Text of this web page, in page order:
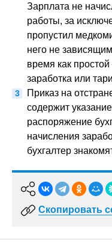
Зарплата не
работы, за
пропустил
него не
время как
заработка или
Приказ на
содержит
распоряжение
начисления
бухгалтер
Скопировать